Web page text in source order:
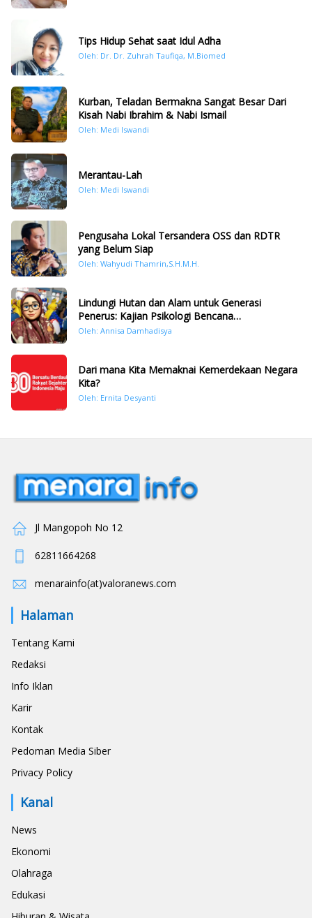
Tips Hidup Sehat saat Idul Adha
Oleh: Dr. Dr. Zuhrah Taufiqa, M.Biomed
Kurban, Teladan Bermakna Sangat Besar Dari
Kisah Nabi Ibrahim & Nabi Ismail
Oleh: Medi Iswandi
Merantau-Lah
Oleh: Medi Iswandi
Pengusaha Lokal Tersandera OSS dan RDTR
yang Belum Siap
Oleh: Wahyudi Thamrin,S.H.M.H.
Lindungi Hutan dan Alam untuk Generasi
Penerus: Kajian Psikologi Bencana
Hidrometeorologi di Sumatera Pasca Tragedi
Oleh: Annisa Damhadisya
Dari mana Kita Memaknai Kemerdekaan Negara
Kita?
Oleh: Ernita Desyanti
Jl Mangopoh No 12
62811664268
menarainfo(at)valoranews.com
Halaman
Tentang Kami
Redaksi
Info Iklan
Karir
Kontak
Pedoman Media Siber
Privacy Policy
Kanal
News
Ekonomi
Olahraga
Edukasi